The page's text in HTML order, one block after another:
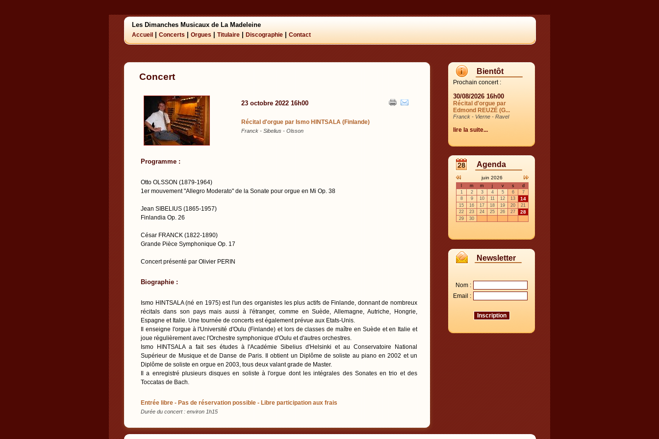
Les Dimanches Musicaux de La Madeleine
Accueil Concerts Orgues Titulaire Discographie Contact
Concert
23 octobre 2022 16h00
Récital d'orgue par Ismo HINTSALA (Finlande)
Franck - Sibelius - Olsson
Programme :
Otto OLSSON (1879-1964)
1er mouvement "Allegro Moderato" de la Sonate pour orgue en Mi Op. 38
Jean SIBELIUS (1865-1957)
Finlandia Op. 26
César FRANCK (1822-1890)
Grande Pièce Symphonique Op. 17
Concert présenté par Olivier PERIN
Biographie :
Ismo HINTSALA (né en 1975) est l'un des organistes les plus actifs de Finlande, donnant de nombreux
récitals dans son pays mais aussi à l'étranger, comme en Suède, Allemagne, Autriche, Hongrie,
Espagne et Italie. Une tournée de concerts est également prévue aux Etats-Unis.
Il enseigne l'orgue à l'Université d'Oulu (Finlande) et lors de classes de maître en Suède et en Italie et
joue régulièrement avec l'Orchestre symphonique d'Oulu et d'autres orchestres.
Ismo HINTSALA a fait ses études à l'Académie Sibelius d'Helsinki et au Conservatoire National
Supérieur de Musique et de Danse de Paris. Il obtient un Diplôme de soliste au piano en 2002 et un
Diplôme de soliste en orgue en 2003, tous deux valant grade de Master.
Il a enregistré plusieurs disques en soliste à l'orgue dont les intégrales des Sonates en trio et des
Toccatas de Bach.
Entrée libre - Pas de réservation possible - Libre participation aux frais
Durée du concert : environ 1h15
Bientôt
Prochain concert :
30/08/2026 16h00
Récital d'orgue par
Edmond REUZÉ (G...
Franck - Vierne - Ravel
lire la suite...
Agenda
juin 2026
m m j v s
d
1
2 3 4 5 6
7
8
9 10 11 12 13 14
15 16 17 18 19 20
21
22
23 24 25 26 27 28
29 30
Newsletter
Nom :
Email :